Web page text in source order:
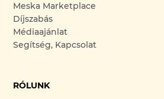
Meska Marketplace
Díjszabás
Médiaajánlat
Segítség, Kapcsolat
RÓLUNK